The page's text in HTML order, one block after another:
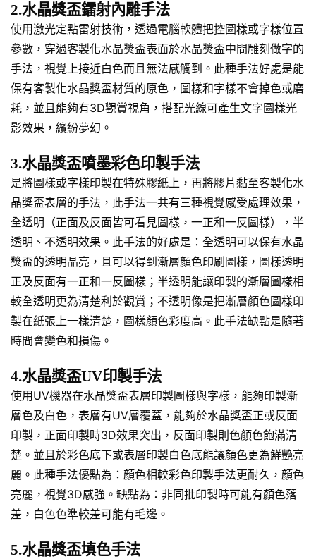
2.水晶獎盃鐳射內雕手法
使用激光定點雷射技術，透過電腦軟體把控圖樣或字樣位置
參數，穿過客製化水晶獎盃表面於水晶獎盃中間雕刻做字的
手法，視覺上接近白色而且無法感觸到。此種手法好處是能
保有客製化水晶獎盃材質的原色，圖樣和字樣不會掉色或磨
耗，並且能夠有3D觀賞視角，搭配光線可產生文字圖樣光
影效果，繽紛夢幻。
3.水晶獎盃噴墨彩色印製手法
是將圖樣或字樣印製在特殊膠紙上，再將膠片黏至客製化水
晶獎盃表層的手法，此手法一共有三種視覺感受處理效果，
全透明（正面及反面皆可看見圖樣，一正和一反圖樣），半
透明、不透明效果。此手法的好處是：全透明可以保有水晶
獎盃的透明晶亮，且可以得到漸層顏色印刷圖樣，圖樣透明
正及反面有一正和一反圖樣；半透明能讓印製的漸層圖樣相
較全透明更為清楚利於觀賞；不透明像是把漸層顏色圖樣印
製在紙張上一樣清楚，圖樣顏色彩度高。此手法缺點是隨著
時間會變色和損傷。
4.水晶獎盃UV印製手法
使用UV機器在水晶獎盃表層印製圖樣與字樣，能夠印製漸
層色及白色，表層有UV層覆蓋，能夠於水晶獎盃正或反面
印製，正面印製時3D效果突出，反面印製則色顏色飽滿清
楚。並且於彩色底下或表層印製白色底能讓顏色更為鮮艷亮
麗。此種手法優點為：顏色相較彩色印製手法更耐久，顏色
亮麗，視覺3D感強。缺點為：非同批印製時可能有顏色落
差，白色色準較差可能有毛邊。
5.水晶獎盃填色手法